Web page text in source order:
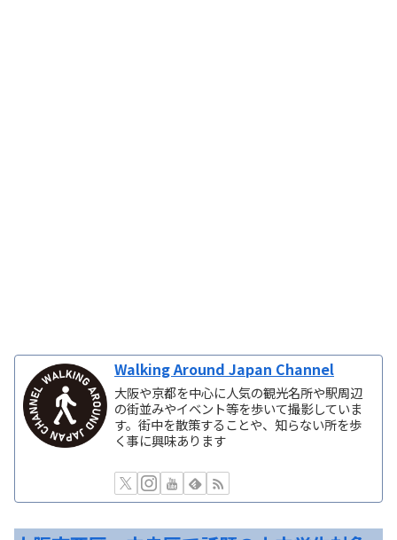
Walking Around Japan Channel
大阪や京都を中心に人気の観光名所や駅周辺
の街並みやイベント等を歩いて撮影していま
す。街中を散策することや、知らない所を歩
く事に興味あります